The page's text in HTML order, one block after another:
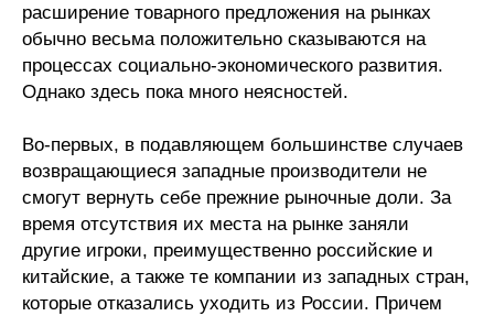
расширение товарного предложения на рынках
обычно весьма положительно сказываются на
процессах социально-экономического развития.
Однако здесь пока много неясностей.
Во-первых, в подавляющем большинстве случаев
возвращающиеся западные производители не
смогут вернуть себе прежние рыночные доли. За
время отсутствия их места на рынке заняли
другие игроки, преимущественно российские и
китайские, а также те компании из западных стран,
которые отказались уходить из России. Причем